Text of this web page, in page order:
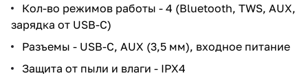
Кол-во режимов работы - 4 (Bluetooth, TWS, AUX,
зарядка от USB-C)
Разъемы - USB-C, AUX (3,5 мм), входное питание
Защита от пыли и влаги - IPX4